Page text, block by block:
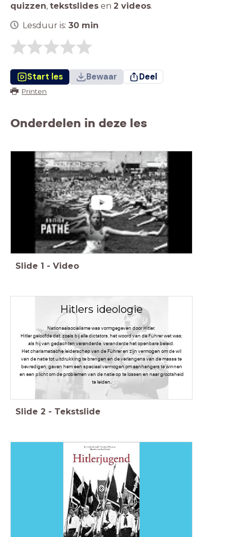
quizzen, tekstslides en 2 videos.
Lesduur is: 30 min
Start les Bewaar Deel
Printen
Onderdelen in deze les
Slide 1 - Video
Hitlers ideologie
Nationaalsocialisme was vormgegeven door Hitler.
Hitler geloofde dat, zoals bij alle dictators, het woord van de Führer wet was;
als hij van gedachten veranderde, veranderde het openbare beleid.
Het charismatische leiderschap van de Führer en zijn vermogen om de wil
van de natie tot uitdrukking te brengen en de verlangens van de massa te
bevredigen, gaven hem een ​​speciaal vermogen om aanhangers te winnen
en een plicht om de problemen van de natie op te lossen en naar grootsheid
te leiden.
Slide 2 - Tekstslide